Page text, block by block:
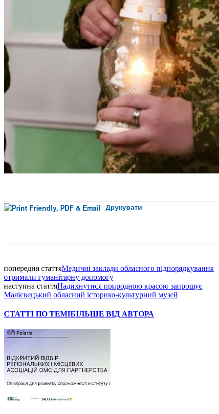
Друкувати
попередня статтяМедичні заклади обласного підпорядкування
отримали гуманітарну допомогу
наступна статтяНадихнутися природною красою запрошує
Малієвецький обласний історико-культурний музей
СТАТТІ ПО ТЕМІБІЛЬШЕ ВІД АВТОРА